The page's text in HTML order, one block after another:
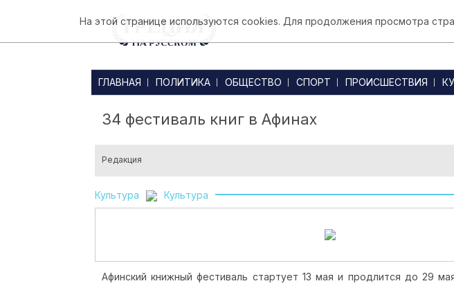
ГЛАВНАЯ ПОЛИТИКА ОБЩЕСТВО СПОРТ ПРОИСШЕСТВИЯ
34 фестиваль книг в Афинах
Редакция
Культура Культура
Афинский книжный фестиваль стартует 13 мая и продлится до 29
На этой странице используются cookies. Для продолжения просмотра